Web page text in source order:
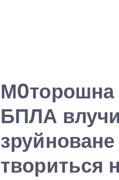
М0торошна
БПЛА
твориться